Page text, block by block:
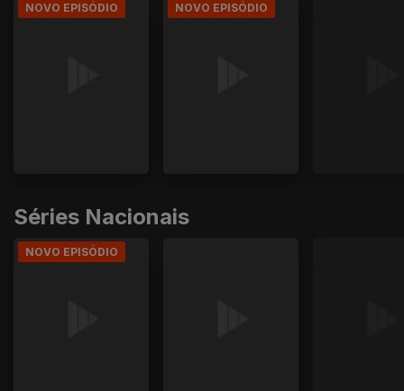
NOVO EPISÓDIO NOVO EPISÓDIO
Séries Nacionais
NOVO EPISÓDIO